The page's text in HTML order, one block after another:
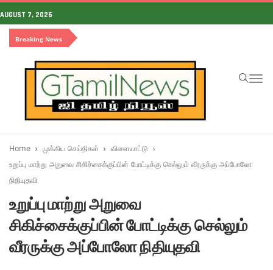
AUGUST 7, 2026
Breaking News
Home முக்கிய செய்திகள்
விளையாட்டு
உறுப்பு மாற்று அறுவை சிகிச்சைக்குப்பின் போட்டிக்கு செல்லும் வீரருக்கு அப்போலோ
நிதியுதவி
உறுப்பு மாற்று அறுவை
சிகிச்சைக்குப்பின் போட்டிக்கு செல்லும்
வீரருக்கு அப்போலோ நிதியுதவி